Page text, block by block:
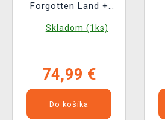
Forgotten Land +
Nintendo Switch 2
Skladom (1ks)
74,99 €
Do košíka